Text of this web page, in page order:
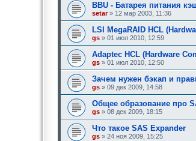
BBU - Батарея питания
setar» 12 мар 2003, 11:36
LSI MegaRAID HCL
gs » 01 июл 2010, 12:59
Adaptec HCL (Hardware
gs » 01 июл 2010, 12:50
Зачем нужен бэкап и
gs » 09 дек 2009, 14:58
Общее образование про
gs » 08 дек 2009, 18:15
Что такое SAS Expander
gs » 24 ноя 2009, 15:25